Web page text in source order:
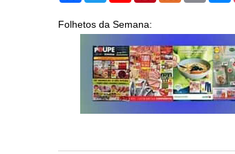
Folhetos da Semana: